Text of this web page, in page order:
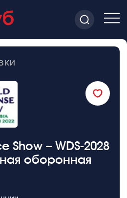
Show – WDS-2028
оборонная